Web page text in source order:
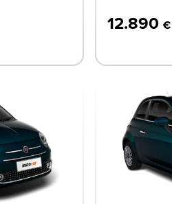
12.890 €